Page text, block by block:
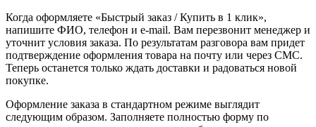
Когда оформляете «Быстрый заказ / Купить в 1 клик»,
напишите ФИО, телефон и e-mail. Вам перезвонит менеджер и
уточнит условия заказа. По результатам разговора вам придет
подтверждение оформления товара на почту или через СМС.
Теперь останется только ждать доставки и радоваться новой
покупке.
Оформление заказа в стандартном режиме выглядит
следующим образом. Заполняете полностью форму по